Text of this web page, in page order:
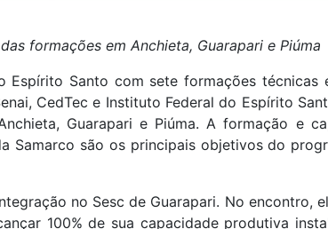
formações em Anchieta, Guarapari e Piúma
Santo com sete formações técnicas
CedTec e Instituto Federal do Espírito
Guarapari e Piúma. A formação e
Samarco são os principais objetivos do
no Sesc de Guarapari. No encontro,
100% de sua capacidade produtiva